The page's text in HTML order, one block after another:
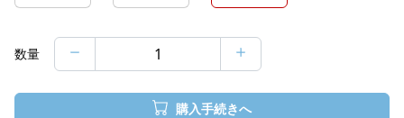
数量
購入手続きへ